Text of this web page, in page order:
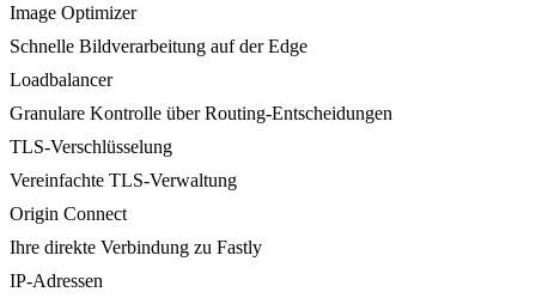
Image Optimizer
Schnelle Bildverarbeitung auf der Edge
Loadbalancer
Granulare Kontrolle über Routing-Entscheidungen
TLS-Verschlüsselung
Vereinfachte TLS-Verwaltung
Origin Connect
Ihre direkte Verbindung zu Fastly
IP-Adressen